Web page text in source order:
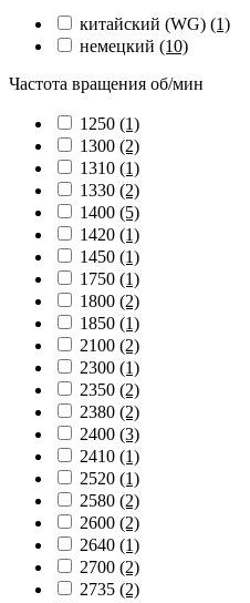
китайский (WG) (1)
немецкий (10)
Частота вращения об/мин
1250 (1)
1300 (2)
1310 (1)
1330 (2)
1400 (5)
1420 (1)
1450 (1)
1750 (1)
1800 (2)
1850 (1)
2100 (2)
2300 (1)
2350 (2)
2380 (2)
2400 (3)
2410 (1)
2520 (1)
2580 (2)
2600 (2)
2640 (1)
2700 (2)
2735 (2)